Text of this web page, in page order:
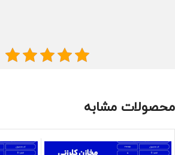
محصولات مشابه